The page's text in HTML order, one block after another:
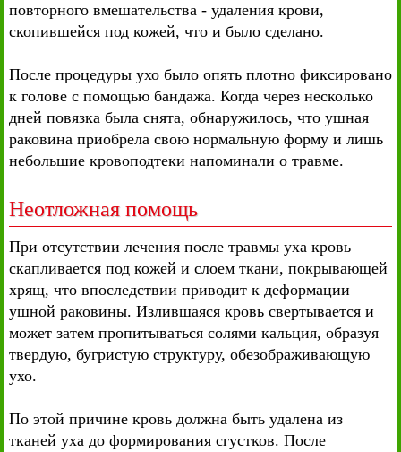
повторного вмешательства - удаления крови,
скопившейся под кожей, что и было сделано.
После процедуры ухо было опять плотно фиксировано
к голове с помощью бандажа. Когда через несколько
дней повязка была снята, обнаружилось, что ушная
раковина приобрела свою нормальную форму и лишь
небольшие кровоподтеки напоминали о травме.
Неотложная помощь
При отсутствии лечения после травмы уха кровь
скапливается под кожей и слоем ткани, покрывающей
хрящ, что впоследствии приводит к деформации
ушной раковины. Излившаяся кровь свертывается и
может затем пропитываться солями кальция, образуя
твердую, бугристую структуру, обезображивающую
ухо.
По этой причине кровь должна быть удалена из
тканей уха до формирования сгустков. После